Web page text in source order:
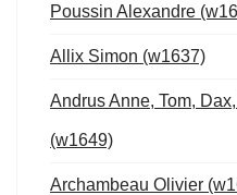
Poussin Alexandre
Allix Simon (w1637)
Andrus Anne, Tom,
(w1649)
Archambeau Olivier